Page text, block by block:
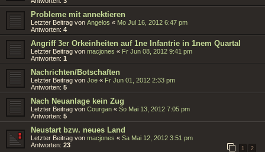
Probleme mit annektieren
Letzter Beitrag von Angelos « Mo Jul 16, 2012 6:47 pm
Antworten: 4
Angriff 3er Orkeinheiten auf 1ne Infantrie in 1nem Quartal
Letzter Beitrag von macjones « Fr Jun 08, 2012 9:41 pm
Antworten: 1
Nachrichten/Botschaften
Letzter Beitrag von Joe « Fr Jun 01, 2012 2:33 pm
Antworten: 5
Nach Neuanlage kein Zug
Letzter Beitrag von Courgan « So Mai 13, 2012 7:05 pm
Antworten: 5
Neustart bzw. neues Land
Letzter Beitrag von macjones « Sa Mai 12, 2012 3:51 pm
Antworten: 23
1 2